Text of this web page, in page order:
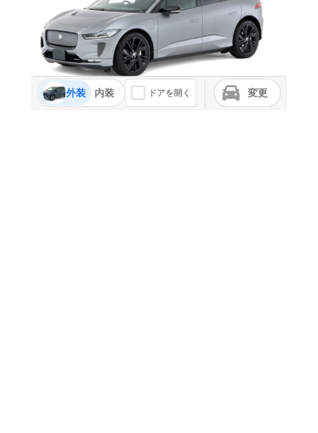
外装 内装 ドアを開く 変更